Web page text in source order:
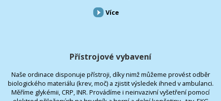
Více
Přístrojové vybavení
Naše ordinace disponuje přístroji, díky nimž můžeme provést odběr
biologického materiálu (krev, moč) a zjistit výsledek ihned v ambulanci.
Měříme glykémii, CRP, INR. Provádíme i neinvazivní vyšetření pomocí